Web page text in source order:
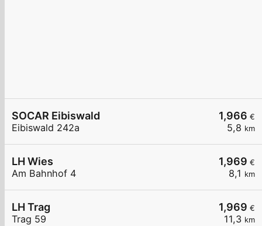
1,966 €
5,8 km
SOCAR Eibiswald
Eibiswald 242a
1,969 €
8,1 km
LH Wies
Am Bahnhof 4
1,969 €
11,3 km
LH Trag
Trag 59